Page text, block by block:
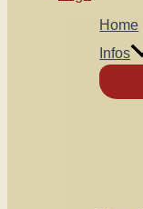
Home
Infos